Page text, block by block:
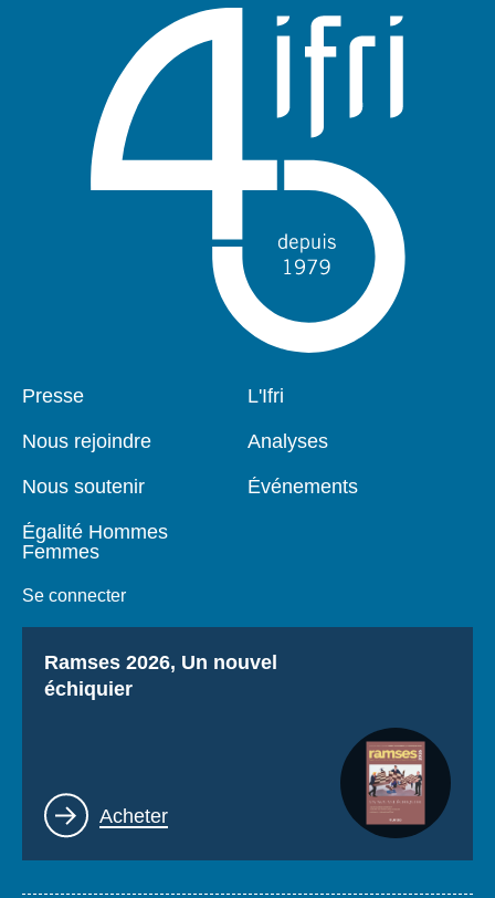
Pied
Presse
Nous rejoindre
Nous soutenir
Égalité Hommes
Femmes
Se connecter
Navigation
L'Ifri
Analyses
Événements
Titre
Ramses 2026, Un nouvel
échiquier
Lien
Acheter